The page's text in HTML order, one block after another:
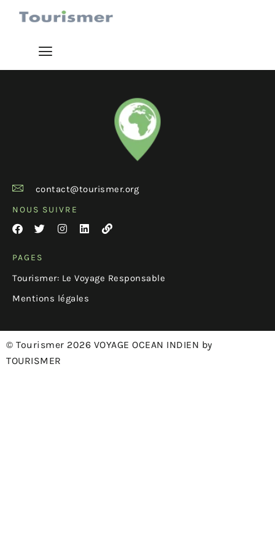
contact@tourismer.org
NOUS SUIVRE
PAGES
Tourismer: Le Voyage Responsable
Mentions légales
© Tourismer 2026 VOYAGE OCEAN INDIEN by
TOURISMER